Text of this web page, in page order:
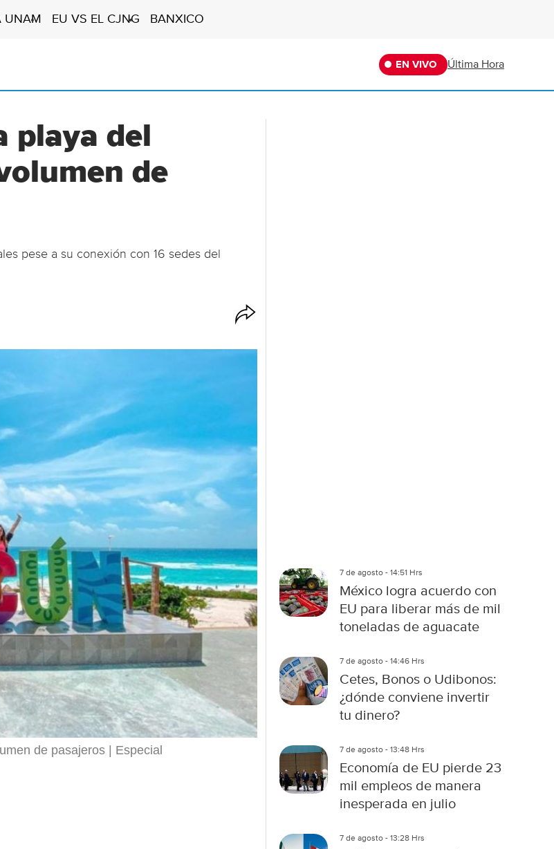
UNAM EU VS EL CJNG BANXICO
EN VIVO Última Hora
playa del
de
pese a su conexión con 16 sedes del
o
p
a
r
de pasajeros Especial
7 de agosto - 14:51 Hrs
México logra acuerdo con
EU para liberar más de mil
toneladas de aguacate
7 de agosto - 14:46 Hrs
Cetes, Bonos o Udibonos:
¿dónde conviene invertir
tu dinero?
7 de agosto - 13:48 Hrs
Economía de EU pierde 23
mil empleos de manera
inesperada en julio
7 de agosto - 13:28 Hrs